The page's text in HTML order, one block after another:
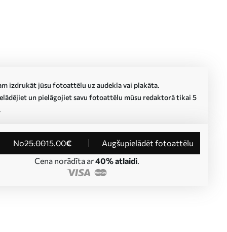
izdrukāt jūsu fotoattēlu uz audekla vai plakāta.
un pielāgojiet savu fotoattēlu mūsu redaktorā tikai 5
no25.0015.00€
Augšupielādēt fotoattēlu
Cena norādīta ar40% atlaidi.